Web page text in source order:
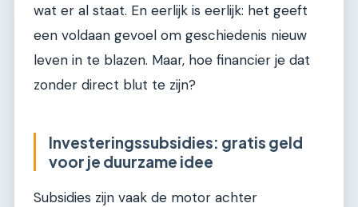
wat er al staat. En eerlijk is eerlijk: het geeft
een voldaan gevoel om geschiedenis nieuw
leven in te blazen. Maar, hoe financier je dat
zonder direct blut te zijn?
Investeringssubsidies: gratis geld
voor je duurzame idee
Subsidies zijn vaak de motor achter